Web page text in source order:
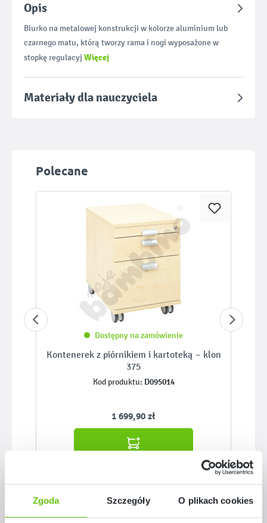
Zgoda Szczegóły O plikach cookies
Opis
Biurko na metalowej konstrukcji w kolorze aluminium lub
czarnego matu, którą tworzy rama i nogi wyposażone w
stopkę regulacyj Więcej
Materiały dla nauczyciela
Pomiń galerię produktów
Polecane
Dostępny na zamówienie
Kontenerek z piórnikiem i kartoteką – klon
375
Kod produktu: D095014
1 699,90 zł
Pomiń galerię produktów